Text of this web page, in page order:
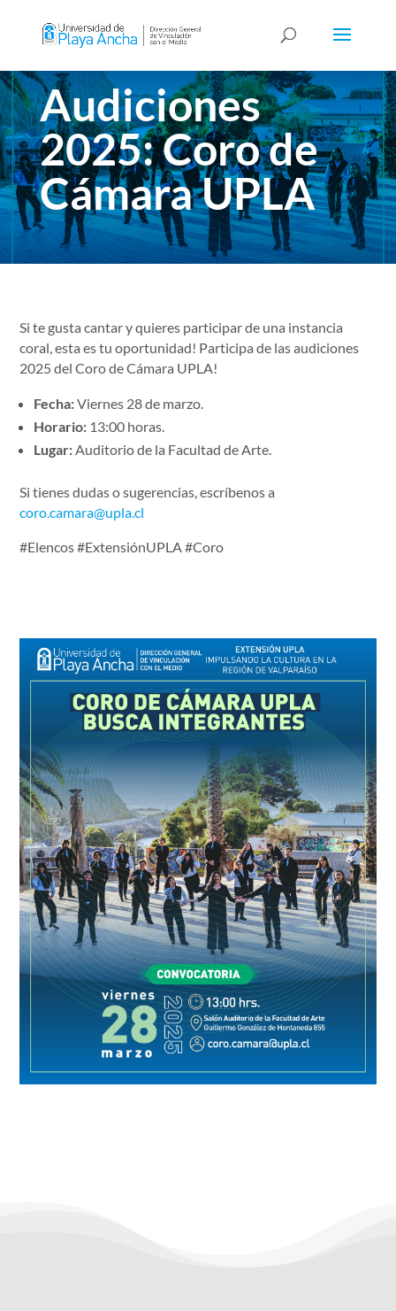
Audiciones
2025: Coro de
Cámara UPLA
Si te gusta cantar y quieres participar de una instancia
coral, esta es tu oportunidad! Participa de las audiciones
2025 del Coro de Cámara UPLA!
Fecha:Viernes 28 de marzo.
Horario: 13:00 horas.
Lugar: Auditorio de la Facultad de Arte.
Si tienes dudas o sugerencias, escríbenos a
coro.camara@upla.cl
#Elencos #ExtensiónUPLA #Coro